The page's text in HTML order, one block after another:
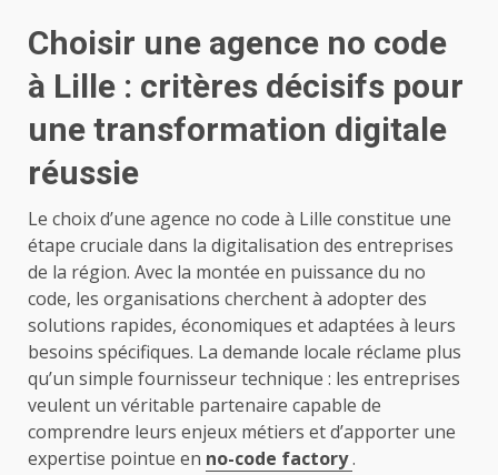
Choisir une agence no code
à Lille : critères décisifs pour
une transformation digitale
réussie
Le choix d’une agence no code à Lille constitue une
étape cruciale dans la digitalisation des entreprises
de la région. Avec la montée en puissance du no
code, les organisations cherchent à adopter des
solutions rapides, économiques et adaptées à leurs
besoins spécifiques. La demande locale réclame plus
qu’un simple fournisseur technique : les entreprises
veulent un véritable partenaire capable de
comprendre leurs enjeux métiers et d’apporter une
expertise pointue en no-code factory.